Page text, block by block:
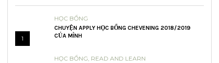
1
HỌC BỔNG
CHUYỆN APPLY HỌC BỔNG CHEVENING 2018/2019
CỦA MÌNH
HỌC BỔNG, READ AND LEARN